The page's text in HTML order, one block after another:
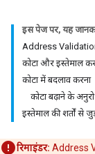
इस पेज पर, यह
Address
कोटा और इस्तेमाल
कोटा में बदलाव करना
कोटा बढ़ाने के
इस्तेमाल की शर्तों से
रिमाइंडर: Address